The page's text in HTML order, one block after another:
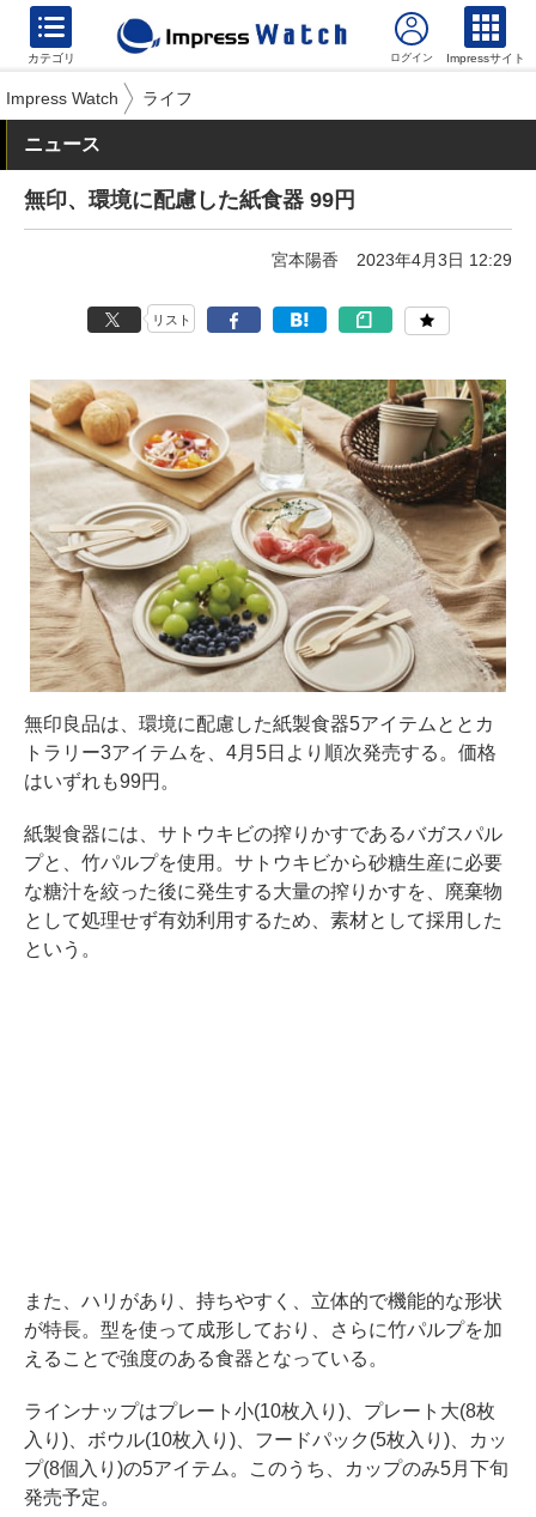
カテゴリ Impressサイト
Impress Watch ライフ
ニュース
無印、環境に配慮した紙食器 99円
宮本陽香 2023年4月3日 12:29
リスト
無印良品は、環境に配慮した紙製食器5アイテムととカ
トラリー3アイテムを、4月5日より順次発売する。価格
はいずれも99円。
紙製食器には、サトウキビの搾りかすであるバガスパル
プと、竹パルプを使用。サトウキビから砂糖生産に必要
な糖汁を絞った後に発生する大量の搾りかすを、廃棄物
として処理せず有効利用するため、素材として採用した
という。
また、ハリがあり、持ちやすく、立体的で機能的な形状
が特長。型を使って成形しており、さらに竹パルプを加
えることで強度のある食器となっている。
ラインナップはプレート小(10枚入り)、プレート大(8枚
入り)、ボウル(10枚入り)、フードパック(5枚入り)、カッ
プ(8個入り)の5アイテム。このうち、カップのみ5月下旬
発売予定。